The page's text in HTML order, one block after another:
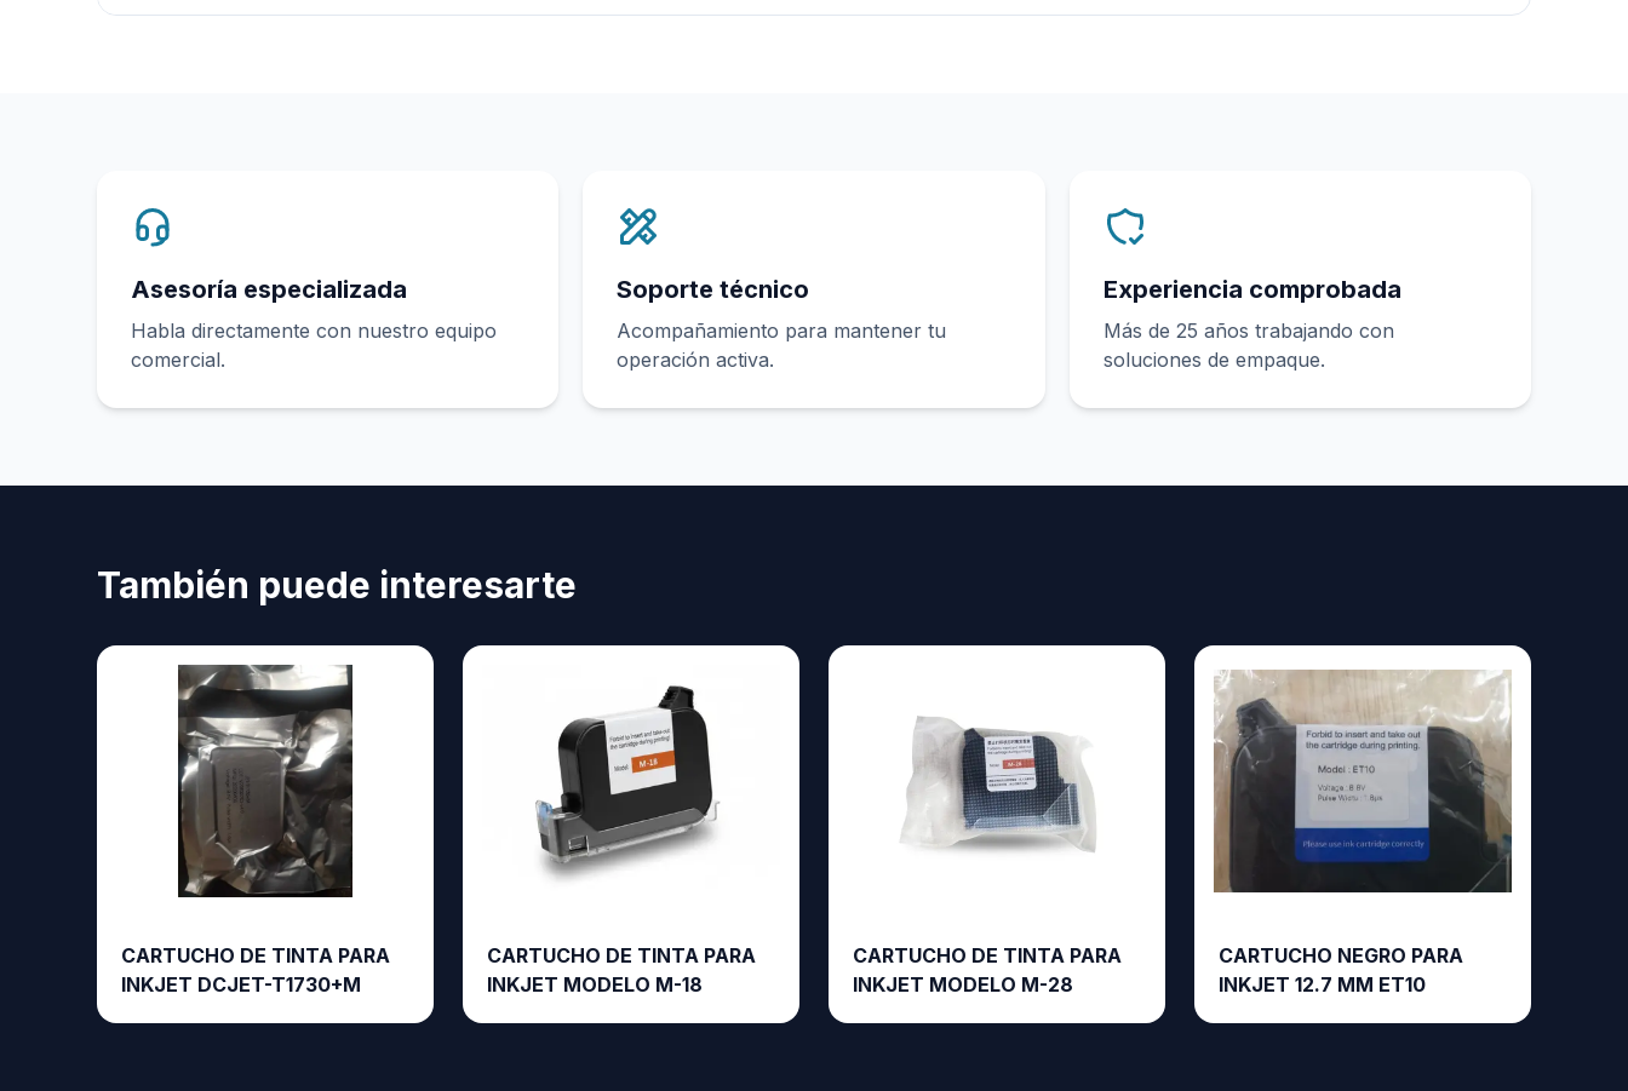
Asesoría especializada
Habla directamente con nuestro equipo
comercial.
Soporte técnico
Acompañamiento para mantener tu
operación activa.
Experiencia comprobada
Más de 25 años trabajando con
soluciones de empaque.
También puede interesarte
CARTUCHO DE TINTA PARA
INKJET DCJET-T1730+M
CARTUCHO DE TINTA PARA
INKJET MODELO M-18
CARTUCHO DE TINTA PARA
INKJET MODELO M-28
CARTUCHO NEGRO PARA
INKJET 12.7 MM ET10